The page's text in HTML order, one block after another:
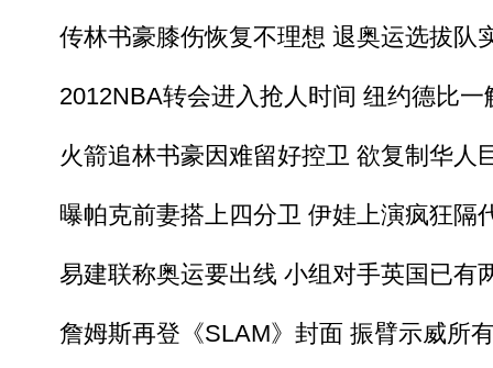
传林书豪膝伤恢复不理想 退奥运选拔队
2012NBA转会进入抢人时间 纽约德比一
火箭追林书豪因难留好控卫 欲复制华人
曝帕克前妻搭上四分卫 伊娃上演疯狂隔
易建联称奥运要出线 小组对手英国已有
詹姆斯再登《SLAM》封面 振臂示威所